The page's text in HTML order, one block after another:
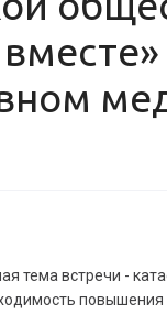
тема встречи -
повышения